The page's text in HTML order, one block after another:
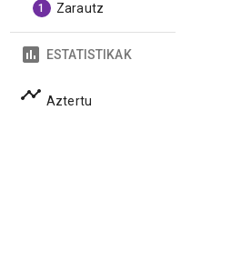
1 Zarautz
ESTATISTIKAK
Aztertu